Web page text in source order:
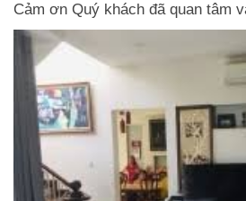
Cảm ơn Quý khách đã quan tâm